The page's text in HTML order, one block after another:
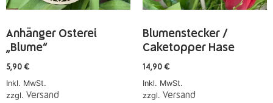
Anhänger Osterei
„Blume“
5,90 €
Inkl. MwSt.
zzgl. Versand
Blumenstecker /
Caketopper Hase
14,90 €
Inkl. MwSt.
zzgl. Versand